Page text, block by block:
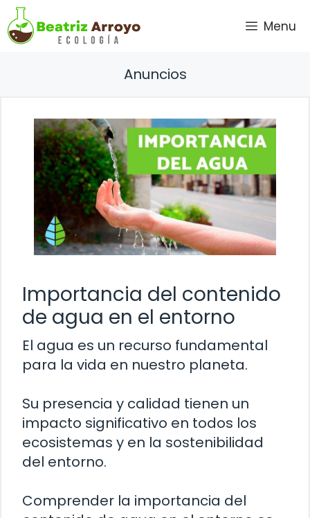
Saltar
al
contenido
Menu
Anuncios
Importancia del contenido
de agua en el entorno
El agua es un recurso fundamental
para la vida en nuestro planeta.
Su presencia y calidad tienen un
impacto significativo en todos los
ecosistemas y en la sostenibilidad
del entorno.
Comprender la importancia del